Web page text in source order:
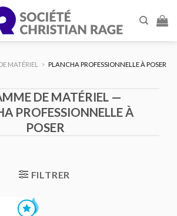
MATÉRIEL > PLANCHA PROFESSIONNELLE À POSER
DE MATÉRIEL —
PROFESSIONNELLE À
POSER
FILTRER